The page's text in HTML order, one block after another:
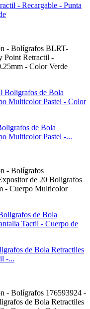
- Recargable - Punta
- Bolígrafos BLRT-
Point Retractil -
- Color Verde
de Bola
Multicolor Pastel -...
- Bolígrafos
de 20 Boligrafos
- Cuerpo Multicolor
de Bola Retractiles
-...
- Bolígrafos 176593924 -
de Bola Retractiles